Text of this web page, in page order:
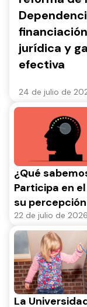
jurídica y
efectiva
24 de julio de
¿Qué
Participa en
su percepción
22 de julio de 2026
La